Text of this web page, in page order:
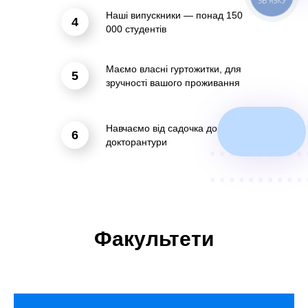
Наші випускники — понад 150
000 студентів
Маємо власні гуртожитки, для
зручності вашого проживання
Навчаємо від садочка до
докторантури
4
5
6
Факультети